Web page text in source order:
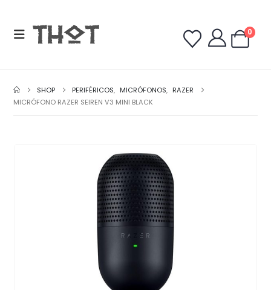
0
SHOP PERIFÉRICOS, MICRÓFONOS, RAZER
MICRÓFONO RAZER SEIREN V3 MINI BLACK